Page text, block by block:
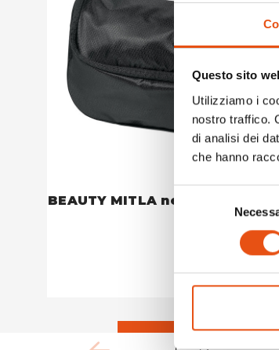
Questo sito
Utilizziamo i
nostro traffico.
di analisi dei
che hanno
BEAUTY MITLA nero